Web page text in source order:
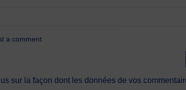
a comment.
sur la façon dont les données de vos